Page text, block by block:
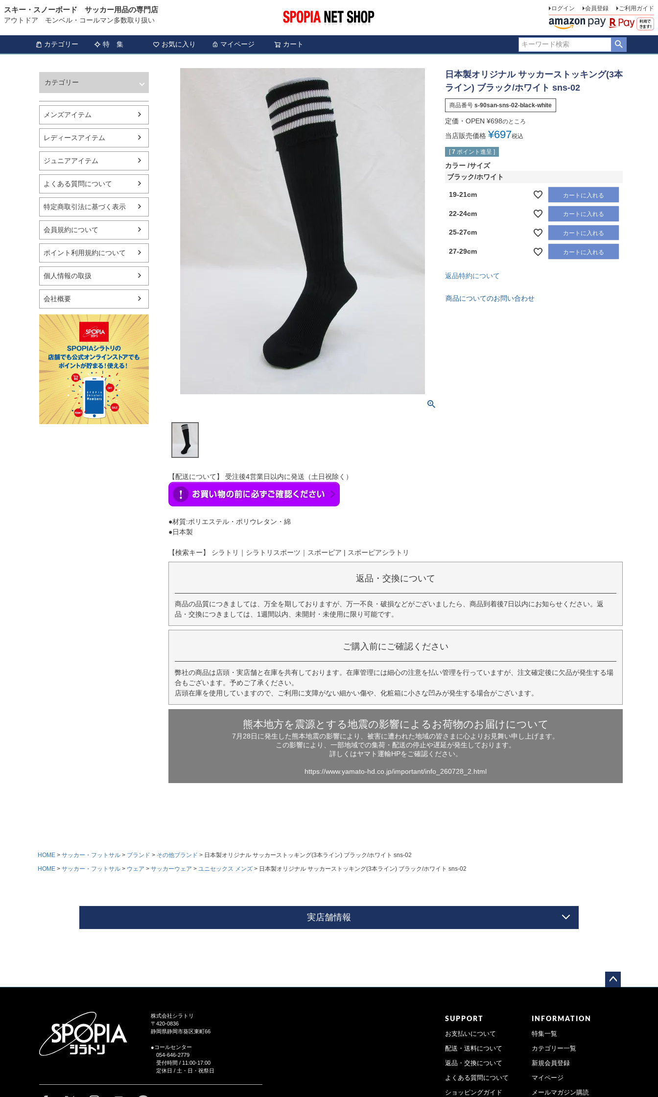
スキー・スノーボード サッカー用品の専門店
アウトドア モンベル・コールマン多数取り扱い
ログイン 会員登録 ご利用ガイド
カテゴリー 特 集 お気に入り マイページ カート
カテゴリー
バスケットボール
シューズ
ランニング用品
スポーツアパレル
テニス
バレーボール
フィットネス用品
スイミング用品
マリン
スケートボード
野球・ソフトボール
ゴルフ
卓球用品
バッグ・サングラス
ハンドボール用品
ラグビー用品
グランドゴルフ
メンズアイテム
レディースアイテム
ジュニアアイテム
よくある質問について
特定商取引法に基づく表示
会員規約について
ポイント利用規約について
個人情報の取扱
会社概要
日本製オリジナル サッカーストッキング(3本
ライン) ブラック/ホワイト sns-02
商品番号 s-90san-sns-02-black-white
定価・OPEN ¥698のところ
当店販売価格 ¥697税込
[ 7 ポイント進呈 ]
カラー サイズ
ブラック/ホワイト
19-21cm カートに入れる
22-24cm カートに入れる
25-27cm カートに入れる
27-29cm カートに入れる
返品特約について
商品についてのお問い合わせ
【配送について】 受注後4営業日以内に発送（土日祝除く）
●材質:ポリエステル・ポリウレタン・綿
●日本製
【検索キー】 シラトリ｜シラトリスポーツ｜スポーピア | スポーピアシラトリ
返品・交換について
商品の品質につきましては、万全を期しておりますが、万一不良・破損などがございましたら、商品到着後7日以内にお知らせください。返
品・交換につきましては、1週間以内、未開封・未使用に限り可能です。
ご購入前にご確認ください
弊社の商品は店頭・実店舗と在庫を共有しております。在庫管理には細心の注意を払い管理を行っていますが、注文確定後に欠品が発生する場
合もございます。予めご了承ください。
店頭在庫を使用していますので、ご利用に支障がない細かい傷や、化粧箱に小さな凹みが発生する場合がございます。
熊本地方を震源とする地震の影響によるお荷物のお届けについて
7月28日に発生した熊本地震の影響により、被害に遭われた地域の皆さまに心よりお見舞い申し上げます。
この影響により、一部地域での集荷・配送の停止や遅延が発生しております。
詳しくはヤマト運輸HPをご確認ください。
https://www.yamato-hd.co.jp/important/info_260728_2.html
HOME サッカー・フットサル ブランド その他ブランド
日本製オリジナル サッカーストッキング(3本ライン) ブラック/ホワイト sns-02
HOME
サッカー・フットサル ウェア サッカーウェア ユニセックス メンズ 日本製オリジナル サッカーストッキング(3本ライン) ブラック/ホワイト sns-02
実店舗情報
株式会社シラトリ
〒420-0836
静岡県静岡市葵区東町66
●コールセンター
054-646-2779
受付時間 / 11:00-17:00
定休日 / 土・日・祝祭日
SUPPORT
お支払いについて
配送・送料について
返品・交換について
よくある質問について
ショッピングガイド
INFORMATION
特集一覧
カテゴリー一覧
新規会員登録
マイページ
メールマガジン購読